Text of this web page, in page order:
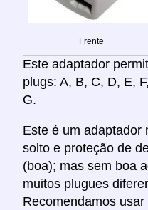
Frente
Este adaptador
plugs: A, B, C, D, E,
G.
Este é um adaptador
solto e proteção de
(boa); mas sem boa
muitos plugues
Recomendamos